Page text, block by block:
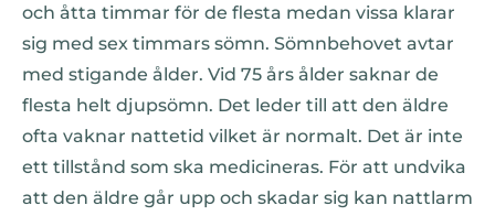
och åtta timmar för de flesta medan vissa klarar
sig med sex timmars sömn. Sömnbehovet avtar
med stigande ålder. Vid 75 års ålder saknar de
flesta helt djupsömn. Det leder till att den äldre
ofta vaknar nattetid vilket är normalt. Det är inte
ett tillstånd som ska medicineras. För att undvika
att den äldre går upp och skadar sig kan nattlarm